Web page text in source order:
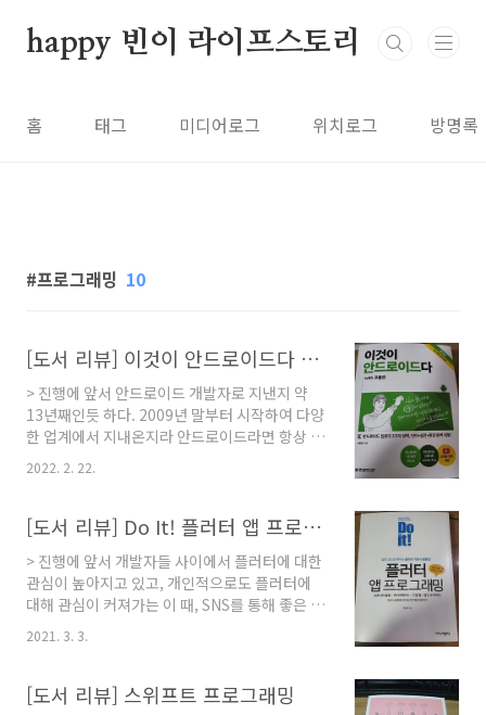
happy 빈이 라이프스토리
홈 태그 미디어로그 위치로그 방명록
프로그래밍 10
[도서 리뷰] 이것이 안드로이드다 with 코틀린(3판)
> 진행에 앞서 안드로이드 개발자로 지낸지 약
13년째인듯 하다. 2009년 말부터 시작하여 다양
한 업계에서 지내온지라 안드로이드라면 항상 아
쉽고 더 전문성 있는 부분을 위해 노력하고 있고,
그래야 한다고 생각하고 있다. 이런 시간을 지내
로이드 서적은 더욱 관심있게 보아왔던 터라 이
느낌 및 목차 이 책은 안드로이드 책을 성의껏 만
들었다는 것 외에도, 주목하고 싶은 부분이 있었
다. 바로 최선 버전을 대상으로 만들었다는 점이
다. 모든 프로그래밍 기술이 마찬가지이지만, 특
도 따라잡기 어려울 정도이다. 이 책은 벌써 개..
2022. 2. 22.
[도서 리뷰] Do It! 플러터 앱 프로그래밍
> 진행에 앞서 개발자들 사이에서 플러터에 대한
관심이 높아지고 있고, 개인적으로도 플러터에
대해 관심이 커져가는 이 때, SNS를 통해 좋은 기
회를 발견하여 Do It! 플러터 앱 프로그래밍 책을
볼 수 있는 기회를 얻었다. 또한 플러터에서 흔히
는 이 시점에서 이 책을 마주하게 되었다. > 인상
2021. 3. 3.
[도서 리뷰] 스위프트 프로그래밍